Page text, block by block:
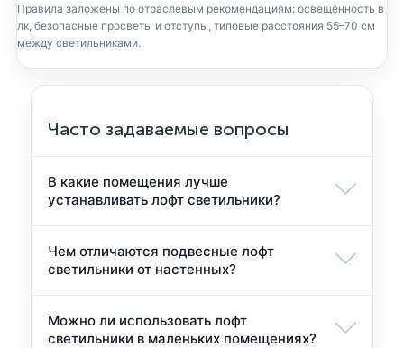
Правила заложены по отраслевым рекомендациям: освещённость в
лк, безопасные просветы и отступы, типовые расстояния 55–70 см
между светильниками.
Часто задаваемые вопросы
В какие помещения лучше
устанавливать лофт светильники?
Чем отличаются подвесные лофт
светильники от настенных?
Можно ли использовать лофт
светильники в маленьких помещениях?